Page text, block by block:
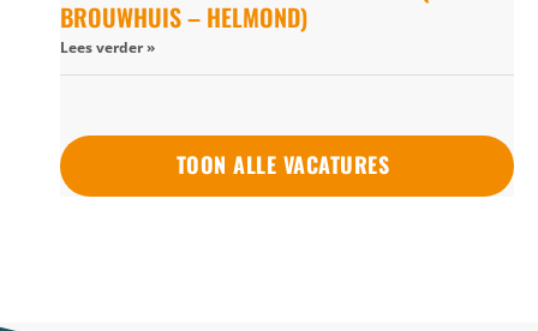
BROUWHUIS – HELMOND)
Lees verder »
TOON ALLE VACATURES